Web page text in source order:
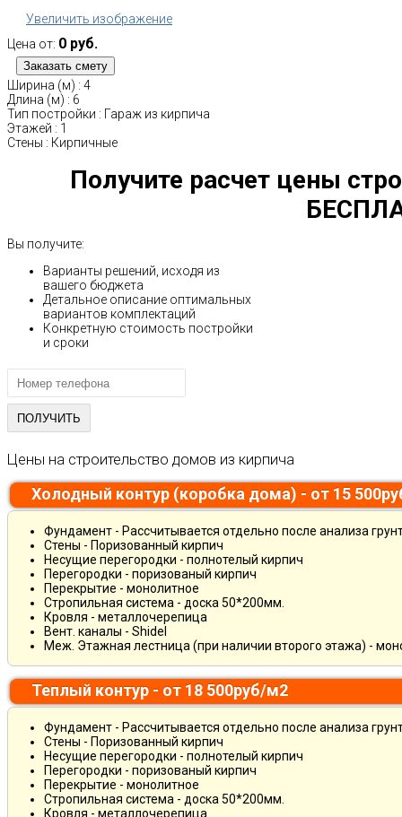
Увеличить изображение
Цена от: 0 руб.
Ширина (м) : 4
Длина (м) : 6
Тип постройки : Гараж из кирпича
Этажей : 1
Стены : Кирпичные
Получите расчет цены
Вы получите:
Варианты решений, исходя из
вашего бюджета
Детальное описание оптимальных
вариантов комплектаций
Конкретную стоимость постройки
и сроки
Цены на строительство домов из кирпича
Холодный контур (коробка дома) - от 15
Фундамент - Рассчитывается отдельно после анализа
Стены - Поризованный кирпич
Несущие перегородки - полнотелый кирпич
Перегородки - поризованый кирпич
Перекрытие - монолитное
Стропильная система - доска 50*200мм.
Кровля - металлочерепица
Вент. каналы - Shidel
Меж. Этажная лестница (при наличии второго этажа) -
Теплый контур - от 18 500руб/м2
Фундамент - Рассчитывается отдельно после анализа
Стены - Поризованный кирпич
Несущие перегородки - полнотелый кирпич
Перегородки - поризованый кирпич
Перекрытие - монолитное
Стропильная система - доска 50*200мм.
Кровля - металлочерепица